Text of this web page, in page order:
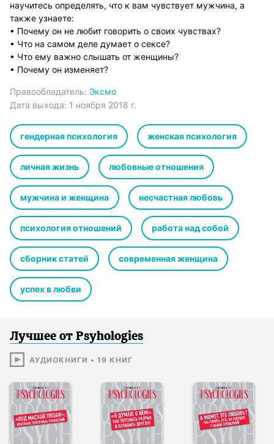
научитесь определять, что к вам чувствует мужчина, а
также узнаете:
• Почему он не любит говорить о своих чувствах?
• Что на самом деле думает о сексе?
• Что ему важно слышать от женщины?
• Почему он изменяет?
Правообладатель: Эксмо
Дата выхода: 1 ноября 2018 г.
гендерная психология женская психология
личная жизнь любовные отношения
мужчина и женщина несчастная любовь
психология отношений работа над собой
сборник статей современная женщина
успех в любви
Лучшее от Psyhologies
АУДИОКНИГИ • 19 КНИГ